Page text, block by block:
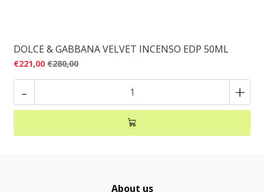
DOLCE & GABBANA VELVET INCENSO EDP 50ML
€221,00 €280,00
- +
About us